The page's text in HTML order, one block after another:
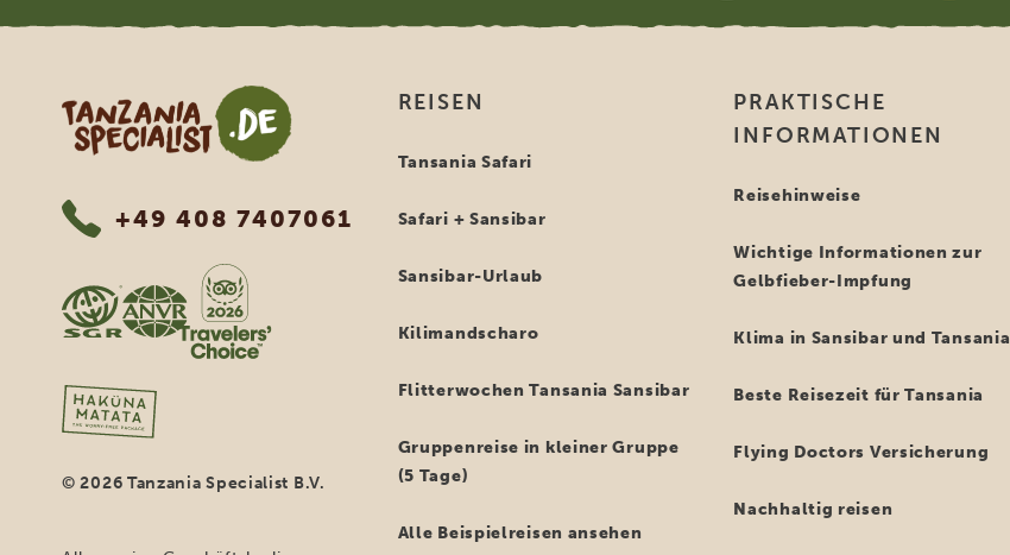
Tanzania Specialist
+49 408 7407061
© 2026 Tanzania Specialist B.V.
REISEN
Tansania Safari
Safari + Sansibar
Sansibar-Urlaub
Kilimandscharo
Flitterwochen Tansania Sansibar
Gruppenreise in kleiner Gruppe
(5 Tage)
Alle Beispielreisen ansehen
PRAKTISCHE
INFORMATIONEN
Reisehinweise
Wichtige Informationen zur
Gelbfieber-Impfung
Klima in Sansibar und Tansania
Beste Reisezeit für Tansania
Flying Doctors Versicherung
Nachhaltig reisen